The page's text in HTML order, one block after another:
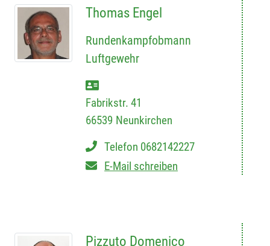
Thomas Engel
Rundenkampfobmann
Luftgewehr
Fabrikstr. 41
66539 Neunkirchen
Telefon 0682142227
E-Mail schreiben
Pizzuto Domenico